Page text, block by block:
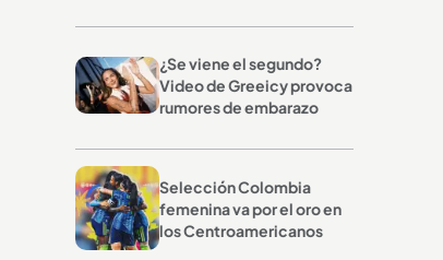
¿Se viene el segundo?
Video de Greeicy provoca
rumores de embarazo
Selección Colombia
femenina va por el oro en
los Centroamericanos